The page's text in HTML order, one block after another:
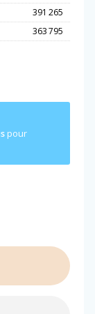
391 265
363 795
pour